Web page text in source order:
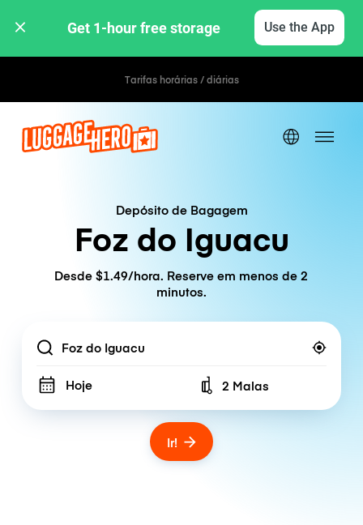
Get 1-hour free storage Use the App
Tarifas horárias / diárias
Depósito de Bagagem
Foz do Iguacu
Desde $1.49/hora. Reserve em menos de 2
minutos.
Location
Hoje Number of bags
2 Malas
Ir!